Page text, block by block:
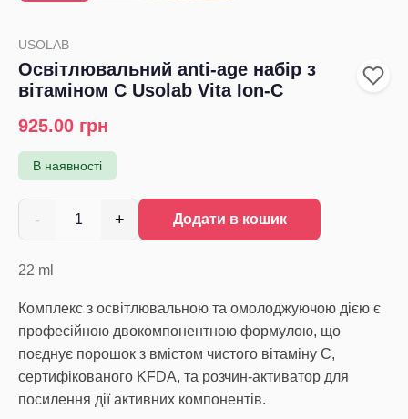
USOLAB
Освітлювальний anti-age набір з
вітаміном С Usolab Vita Ion-C
925.00 грн
В наявності
- 1 + Додати в кошик
22 ml
Комплекс з освітлювальною та омолоджуючою дією є
професійною двокомпонентною формулою, що
поєднує порошок з вмістом чистого вітаміну С,
сертифікованого KFDA, та розчин-активатор для
посилення дії активних компонентів.